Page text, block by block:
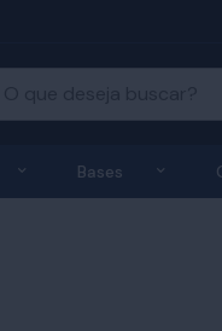
Exibir submenu de
Bases Exibir